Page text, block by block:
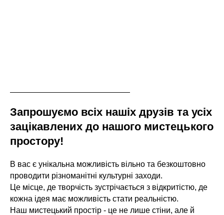
Запрошуємо всіх нашіх друзів та усіх
зацікавлених до нашого мистецького
простору!
В вас є унікальна можливість вільно та безкоштовно
проводити різноманітні культурні заходи.
Це місце, де творчість зустрічається з відкритістю, де
кожна ідея має можливість стати реальністю.
Наш мистецький простір - це не лише стіни, але й